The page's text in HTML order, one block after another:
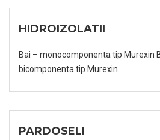
HIDROIZOLATII
Bai – monocomponenta tip Murexin
bicomponenta tip Murexin
PARDOSELI